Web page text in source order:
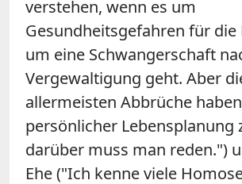
verstehen, wenn es um
Gesundheitsgefahren für
um eine Schwangerschaft
Vergewaltigung geht. Aber
allermeisten Abbrüche
persönlicher Lebensplanung
darüber muss man reden.")
Ehe ("Ich kenne viele